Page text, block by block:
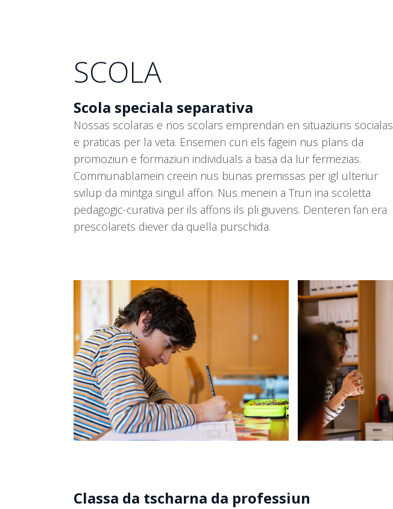
SCOLA
Scola speciala separativa
Nossas scolaras e nos scolars emprendan en situaziuns socialas
e praticas per la veta. Ensemen cun els fagein nus plans da
promoziun e formaziun individuals a basa da lur fermezias.
Communablamein creein nus bunas premissas per igl ulteriur
svilup da mintga singul affon. Nus menein a Trun ina scoletta
pedagogic-curativa per ils affons ils pli giuvens. Denteren fan era
prescolarets diever da quella purschida.
the
and
right
arrow
keys
to
access
the
buttons
Classa da tscharna da professiun